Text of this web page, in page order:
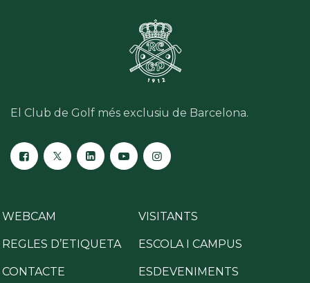
El Club de Golf més exclusiu de Barcelona.
WEBCAM VISITANTS
REGLES D’ETIQUETA ESCOLA I CAMPUS
CONTACTE ESDEVENIMENTS